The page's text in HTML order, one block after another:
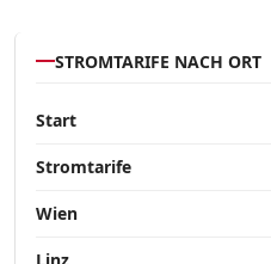
STROMTARIFE NACH ORT
Start
Stromtarife
Wien
Linz